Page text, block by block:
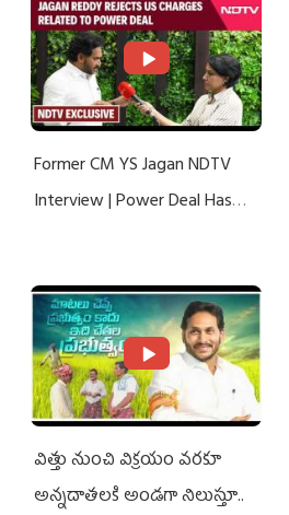
Former CM YS Jagan NDTV
Interview | Power Deal Has
విత్తు నుంచి విక్రయం వరకూ
అన్నదాతలకి అండగా నిలుస్తూ..